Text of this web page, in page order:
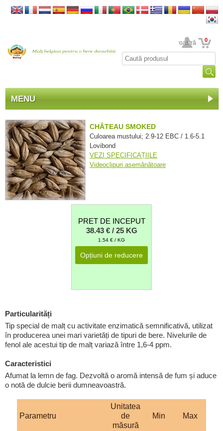
Contul dumneavoastră 0
MENU
CHÂTEAU SMOKED
Culoarea mustului; 2.9-12 EBC / 1.6-5.1
Lovibond
VEZI SPECIFICAȚIILE
Videoclipuri asemănătoare
PRET DE INCEPUT
38.43 € / 25 KG
1.54 € / KG
Opțiuni de reducere
Particularități
Tip special de malț cu activitate enzimatică semnificativă, utilizat
în producerea unei mari varietăți de tipuri de bere. Nivelurile de
fenol ale acestui tip de malț variază între 1,6-4 ppm.
Caracteristici
Afumat la lemn de fag. Dezvoltă o aromă intensă de fum și aduce
o notă de dulcie berii dumneavoastră.
Parametru
Unitatea
de
măsură
Min Max